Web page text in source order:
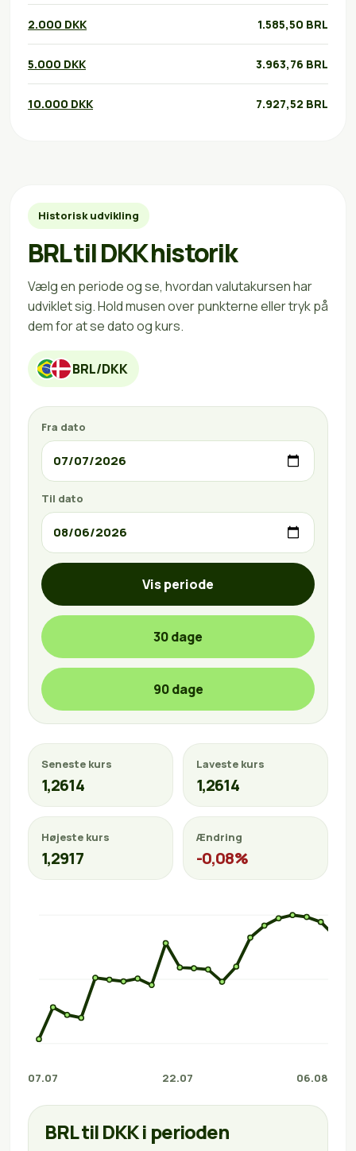
2.000 DKK 1.585,50 BRL
5.000 DKK 3.963,76 BRL
10.000 DKK 7.927,52 BRL
Historisk udvikling
BRL til DKK historik
Vælg en periode og se, hvordan valutakursen har
udviklet sig. Hold musen over punkterne eller tryk på
dem for at se dato og kurs.
BRL/DKK
Fra dato
Til dato
Vis periode
30 dage
90 dage
Seneste kurs
1,2614
Laveste kurs
1,2614
Højeste kurs
1,2917
Ændring
-0,08%
07.07 22.07 06.08
BRL til DKK i perioden